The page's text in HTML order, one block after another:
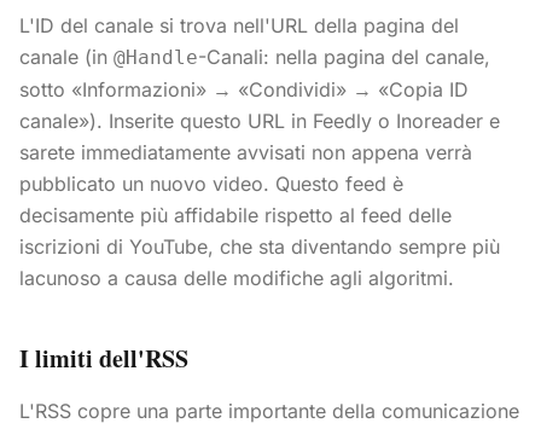
L'ID del canale si trova nell'URL della pagina del
canale (in @Handle-Canali: nella pagina del canale,
sotto «Informazioni» → «Condividi» → «Copia ID
canale»). Inserite questo URL in Feedly o Inoreader e
sarete immediatamente avvisati non appena verrà
pubblicato un nuovo video. Questo feed è
decisamente più affidabile rispetto al feed delle
iscrizioni di YouTube, che sta diventando sempre più
lacunoso a causa delle modifiche agli algoritmi.
I limiti dell'RSS
L'RSS copre una parte importante della comunicazione